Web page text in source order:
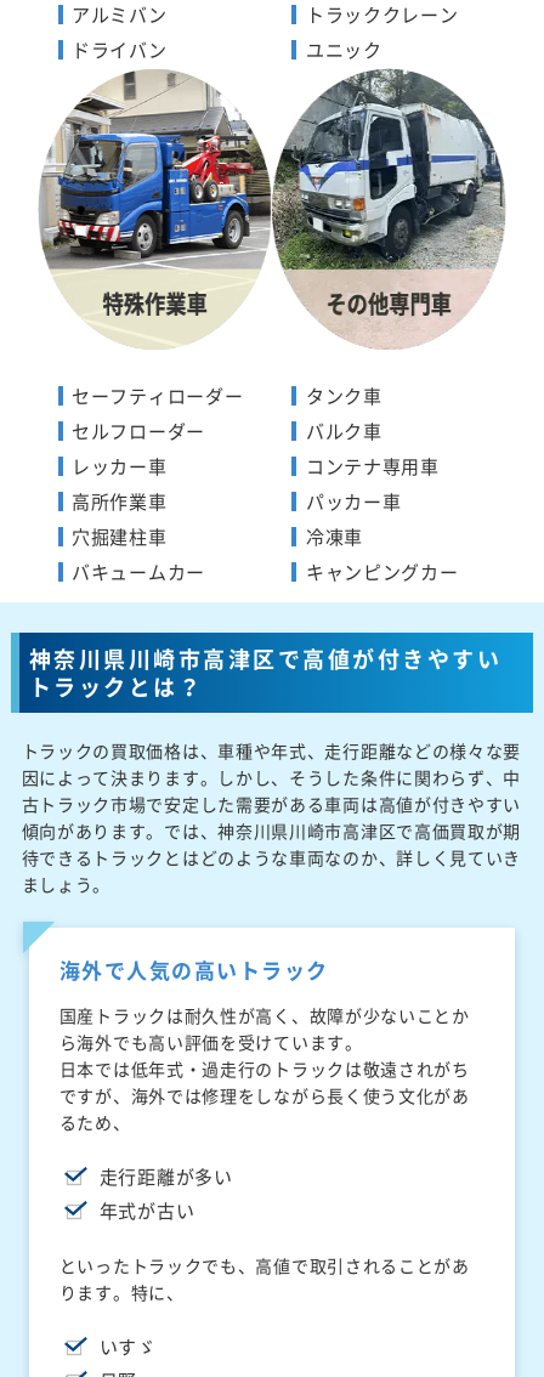
アルミバン
ドライバン
トラッククレーン
ユニック
セーフティローダー
セルフローダー
レッカー車
高所作業車
穴掘建柱車
バキュームカー
タンク車
バルク車
コンテナ専用車
パッカー車
冷凍車
キャンピングカー
神奈川県川崎市高津区で高値が付きやすい
トラックとは？
トラックの買取価格は、車種や年式、走行距離などの様々な要
因によって決まります。しかし、そうした条件に関わらず、中
古トラック市場で安定した需要がある車両は高値が付きやすい
傾向があります。では、神奈川県川崎市高津区で高価買取が期
待できるトラックとはどのような車両なのか、詳しく見ていき
ましょう。
海外で人気の高いトラック
国産トラックは耐久性が高く、故障が少ないことか
ら海外でも高い評価を受けています。
日本では低年式・過走行のトラックは敬遠されがち
ですが、海外では修理をしながら長く使う文化があ
るため、
走行距離が多い
年式が古い
といったトラックでも、高値で取引されることがあ
ります。特に、
いすゞ